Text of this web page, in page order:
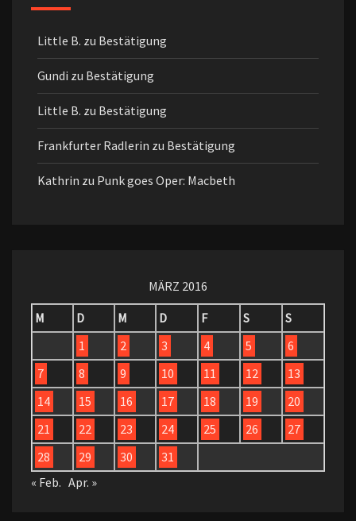
Little B. zu Bestätigung
Gundi zu Bestätigung
Little B. zu Bestätigung
Frankfurter Radlerin zu Bestätigung
Kathrin zu Punk goes Oper: Macbeth
MÄRZ 2016
M
D M D F S
S
1
2 3 4 5
6
7
8 9 10 11 12
13
14
15 16 17 18 19
20
21
22 23 24 25 26
27
28
29 30
31
« Feb. Apr. »